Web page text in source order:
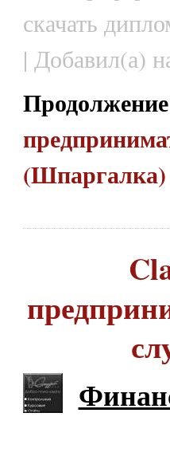
скачать
| Добавил(а)